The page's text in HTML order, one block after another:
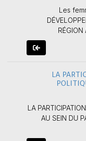
Les
RÉGION
LA
LA
AU SEIN DU